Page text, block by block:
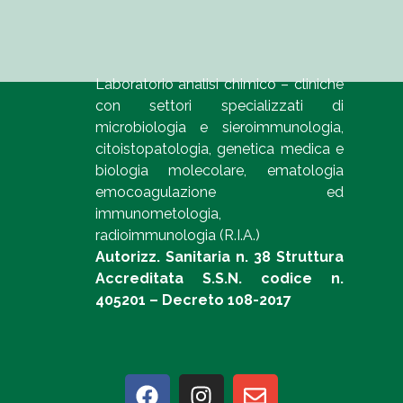
Laboratorio analisi chimico – cliniche
con settori specializzati di
microbiologia e sieroimmunologia,
citoistopatologia, genetica medica e
biologia molecolare, ematologia
emocoagulazione ed
immunometologia,
radioimmunologia (R.I.A.)
Autorizz. Sanitaria n. 38 Struttura
Accreditata S.S.N. codice n.
405201 – Decreto 108-2017